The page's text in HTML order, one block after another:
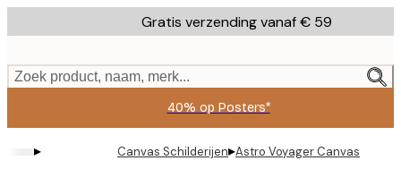
to
content.
Gratis verzending vanaf € 59
Zoek product, naam, merk...
40% op Posters*
▸ Canvas Schilderijen▸Astro Voyager Canvas